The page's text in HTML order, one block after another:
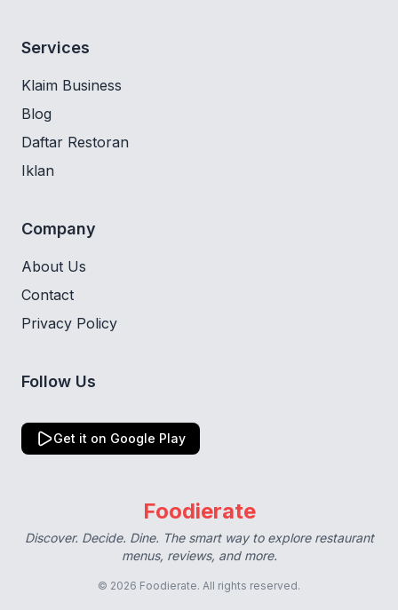
Services
Klaim Business
Blog
Daftar Restoran
Iklan
Company
About Us
Contact
Privacy Policy
Follow Us
Get it on Google Play
Foodierate
Discover. Decide. Dine. The smart way to explore restaurant
menus, reviews, and more.
© 2026 Foodierate. All rights reserved.